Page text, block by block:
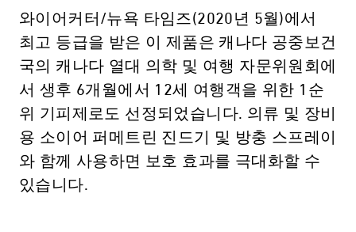
와이어커터/뉴욕 타임즈(2020년 5월)에서
최고 등급을 받은 이 제품은 캐나다 공중보건
국의 캐나다 열대 의학 및 여행 자문위원회에
서 생후 6개월에서 12세 여행객을 위한 1순
위 기피제로도 선정되었습니다. 의류 및 장비
용 소이어 퍼메트린 진드기 및 방충 스프레이
와 함께 사용하면 보호 효과를 극대화할 수
있습니다.